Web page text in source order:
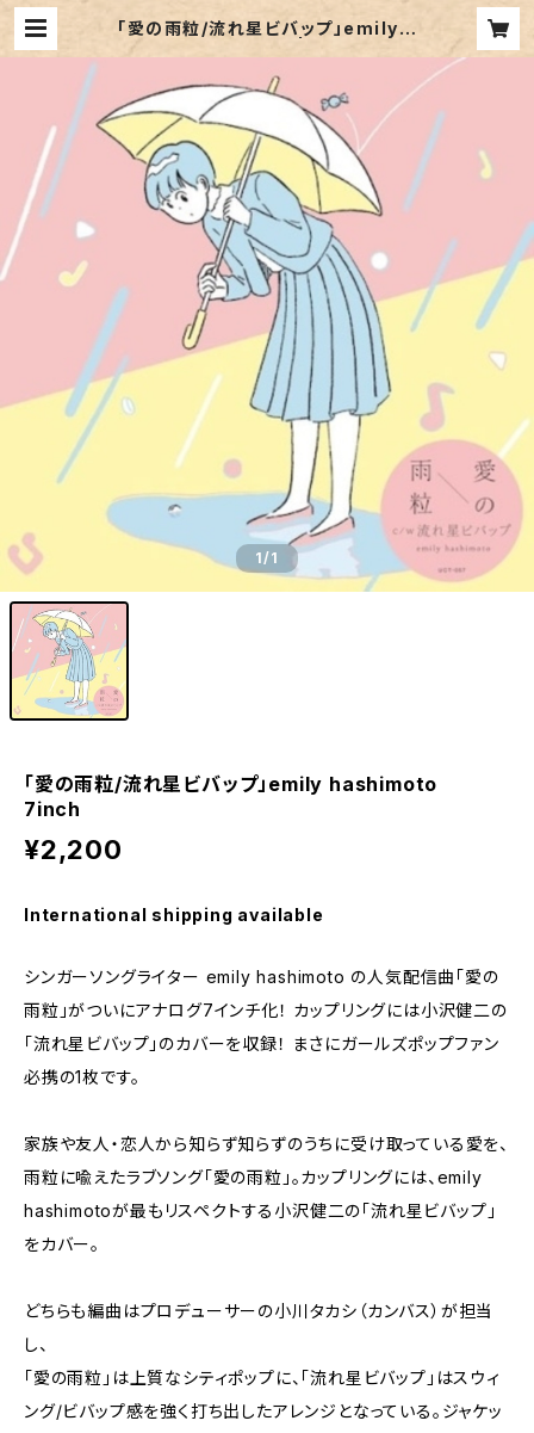
「愛の雨粒/流れ星ビバップ」emily h
ashimoto 7inch | unchatabl
1/1
「愛の雨粒/流れ星ビバップ」emily hashimoto
7inch
¥2,200
International shipping available
シンガーソングライター emily hashimoto の人気配信曲「愛の
雨粒」がついにアナログ7インチ化！ カップリングには小沢健二の
「流れ星ビバップ」のカバーを収録！ まさにガールズポップファン
必携の1枚です。
家族や友人・恋人から知らず知らずのうちに受け取っている愛を、
雨粒に喩えたラブソング「愛の雨粒」。カップリングには、emily
hashimotoが最もリスペクトする小沢健二の「流れ星ビバップ」
をカバー。
どちらも編曲はプロデューサーの小川タカシ（カンバス）が担当
し、
「愛の雨粒」は上質なシティポップに、「流れ星ビバップ」はスウィ
ング/ビバップ感を強く打ち出したアレンジとなっている。ジャケッ